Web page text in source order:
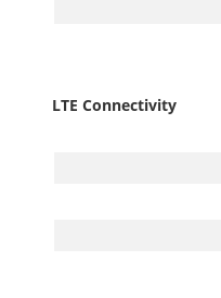
LTE Connectivity